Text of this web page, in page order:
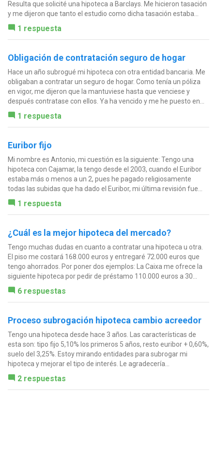
Resulta que solicité una hipoteca a Barclays. Me hicieron tasación
y me dijeron que tanto el estudio como dicha tasación estaba...
1 respuesta
Obligación de contratación seguro de hogar
Hace un año subrogué mi hipoteca con otra entidad bancaria. Me
obligaban a contratar un seguro de hogar. Como tenía un póliza
en vigor, me dijeron que la mantuviese hasta que venciese y
después contratase con ellos. Ya ha vencido y me he puesto en...
1 respuesta
Euribor fijo
Mi nombre es Antonio, mi cuestión es la siguiente: Tengo una
hipoteca con Cajamar, la tengo desde el 2003, cuando el Euribor
estaba más o menos a un 2, pues he pagado religiosamente
todas las subidas que ha dado el Euribor, mi última revisión fue...
1 respuesta
¿Cuál es la mejor hipoteca del mercado?
Tengo muchas dudas en cuanto a contratar una hipoteca u otra.
El piso me costará 168.000 euros y entregaré 72.000 euros que
tengo ahorrados. Por poner dos ejemplos: La Caixa me ofrece la
siguiente hipoteca por pedir de préstamo 110.000 euros a 30...
6 respuestas
Proceso subrogación hipoteca cambio acreedor
Tengo una hipoteca desde hace 3 años. Las características de
esta son: tipo fijo 5,10% los primeros 5 años, resto euribor + 0,60%,
suelo del 3,25%. Estoy mirando entidades para subrogar mi
hipoteca y mejorar el tipo de interés. Le agradecería...
2 respuestas